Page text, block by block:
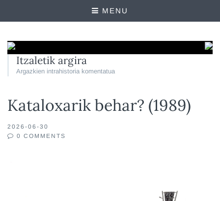
MENU
Itzaletik argira
Argazkien intrahistoria komentatua
Kataloxarik behar? (1989)
2026-06-30
0 COMMENTS